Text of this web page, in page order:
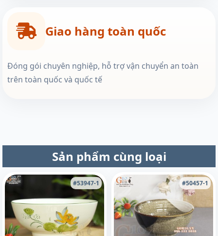
Giao hàng toàn quốc
Đóng gói chuyên nghiệp, hỗ trợ vận chuyển an toàn
trên toàn quốc và quốc tế
Sản phẩm cùng loại
#53947-1 #50457-1